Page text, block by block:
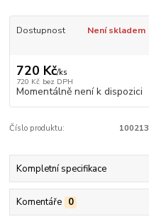
Dostupnost Není skladem
720 Kč/ks
720 Kč bez DPH
Momentálně není k dispozici
Číslo produktu: 100213
Kompletní specifikace
Komentáře 0